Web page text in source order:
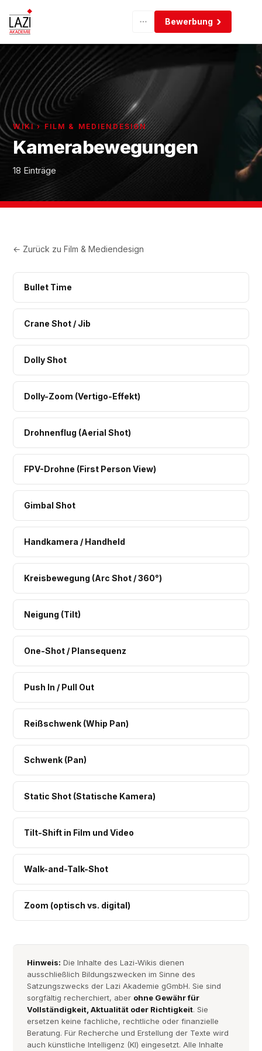
Bewerbung
WIKI › FILM & MEDIENDESIGN
Kamerabewegungen
18 Einträge
← Zurück zuFilm & Mediendesign
Bullet Time
Crane Shot / Jib
Dolly Shot
Dolly-Zoom (Vertigo-Effekt)
Drohnenflug (Aerial Shot)
FPV-Drohne (First Person View)
Gimbal Shot
Handkamera / Handheld
Kreisbewegung (Arc Shot / 360°)
Neigung (Tilt)
One-Shot / Plansequenz
Push In / Pull Out
Reißschwenk (Whip Pan)
Schwenk (Pan)
Static Shot (Statische Kamera)
Tilt-Shift in Film und Video
Walk-and-Talk-Shot
Zoom (optisch vs. digital)
Hinweis: Die Inhalte des Lazi-Wikis dienen
ausschließlich Bildungszwecken im Sinne des
Satzungszwecks der Lazi Akademie gGmbH. Sie sind
sorgfältig recherchiert, aber ohne Gewähr für
Vollständigkeit, Aktualität oder Richtigkeit. Sie
ersetzen keine fachliche, rechtliche oder finanzielle
Beratung. Für Recherche und Erstellung der Texte wird
auch künstliche Intelligenz (KI) eingesetzt. Alle Inhalte